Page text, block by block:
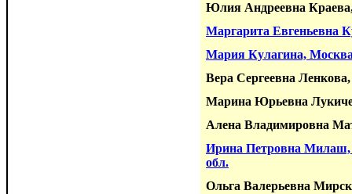
Юлия Андреевна
Маргарита Евгеньевна
Мария Кулагина,
Вера Сергеевна
Марина Юрьевна
Алена Владимировна
Ирина Петровна Милаш,
обл.
Ольга Валерьевна